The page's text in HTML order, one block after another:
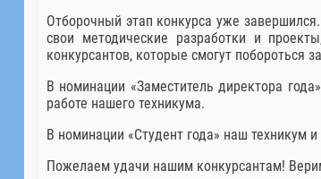
Отборочный этап конкурса уже
свои методические разработки и
конкурсантов, которые смогут побороться
В номинации «Заместитель директора
работе нашего техникума.
В номинации «Студент года» наш техникум
Пожелаем удачи нашим конкурсантам!